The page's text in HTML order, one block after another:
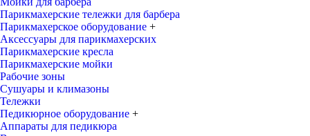
Парикмахерские тележки для барбера
Парикмахерское оборудование +
Аксессуары для парикмахерских
Парикмахерские кресла
Парикмахерские мойки
Рабочие зоны
Сушуары и климазоны
Тележки
Педикюрное оборудование +
Аппараты для педикюра